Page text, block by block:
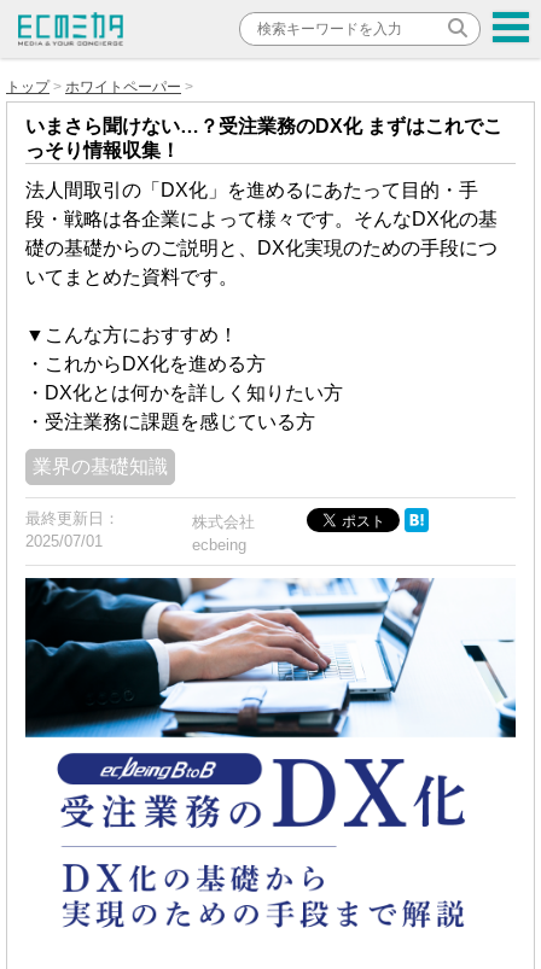
トップ ホワイトペーパー
いまさら聞けない…？受注業務のDX化 まずはこれでこ
っそり情報収集！
法人間取引の「DX化」を進めるにあたって目的・手
段・戦略は各企業によって様々です。そんなDX化の基
礎の基礎からのご説明と、DX化実現のための手段につ
いてまとめた資料です。
▼こんな方におすすめ！
・これからDX化を進める方
・DX化とは何かを詳しく知りたい方
・受注業務に課題を感じている方
業界の基礎知識
最終更新日：
2025/07/01
株式会社
ecbeing